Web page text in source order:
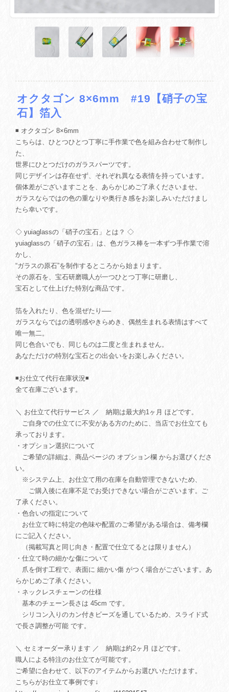
オクタゴン 8×6mm #19【硝子の宝
石】箔入
◾️ オクタゴン 8×6mm
こちらは、ひとつひとつ丁寧に手作業で色を組み合わせて制作し
た、
世界にひとつだけのガラスパーツです。
同じデザインは存在せず、それぞれ異なる表情を持っています。
個体差がございますことを、あらかじめご了承くださいませ。
ガラスならではの色の重なりや奥行き感をお楽しみいただけまし
たら幸いです。
◇ yuiaglassの「硝子の宝石」とは？ ◇
yuiaglassの「硝子の宝石」は、色ガラス棒を一本ずつ手作業で溶
かし、
“ガラスの原石”を制作するところから始まります。
その原石を、宝石研磨職人が一つひとつ丁寧に研磨し、
宝石として仕上げた特別な商品です。
箔を入れたり、色を混ぜたり──
ガラスならではの透明感やきらめき、偶然生まれる表情はすべて
唯一無二。
同じ色合いでも、同じものは二度と生まれません。
あなただけの特別な宝石との出会いをお楽しみください。
◾️お仕立て代行在庫状況◾️
全て在庫ございます。
＼ お仕立て代行サービス ／ 納期は最大約1ヶ月 ほどです。
ご自身での仕立てに不安がある方のために、当店でお仕立ても
承っております。
・オプション選択について
ご希望の詳細は、商品ページの オプション欄 からお選びくださ
い。
※システム上、お仕立て用の在庫を自動管理できないため、
ご購入後に在庫不足でお受けできない場合がございます。ご
了承ください。
・色合いの指定について
お仕立て時に特定の色味や配置のご希望がある場合は、備考欄
にご記入ください。
（掲載写真と同じ向き・配置で仕立てるとは限りません）
・仕立て時の細かな傷について
爪を倒す工程で、表面に 細かい傷 がつく場合がございます。あ
らかじめご了承ください。
・ネックレスチェーンの仕様
基本のチェーン長さは 45cm です。
シリコン入りのカン付きビーズを通しているため、スライド式
で長さ調整が可能 です。
＼ セミオーダー承ります ／ 納期は約2ヶ月 ほどです。
職人による特注のお仕立てが可能です。
ご希望に合わせて、以下のアイテムからお選びいただけます。
こちらがお仕立て事例です↓